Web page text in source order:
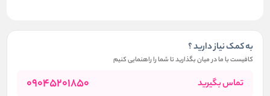
به کمک نیاز دارید ؟
کافیست با ما در میان بگذارید تا شما را راهنمایی کنیم
تماس بگیرید 09045201850